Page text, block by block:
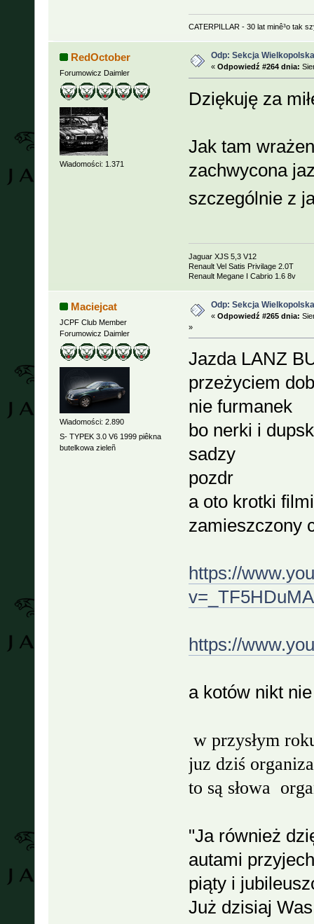
CATERPILLAR - 30 lat minê³o tak
RedOctober
Forumowicz Daimler
Wiadomości: 1.371
Odp: Sekcja
« Odpowiedź #264 dnia:
Dziękuję za
Jak tam
zachwycona
szczególnie z
Jaguar XJS 5,3 V12
Renault Vel Satis Privilage 2.0T
Renault Megane I Cabrio 1.6 8v
Maciejcat
JCPF Club Member
Forumowicz Daimler
Wiadomości: 2.890
S- TYPEK 3.0 V6 1999 piêkna
butelkowa zieleñ
Odp: Sekcja
« Odpowiedź #265 dnia:
»
Jazda LANZ
przeżyciem
nie furmanek
bo nerki i
sadzy
pozdr
a oto krotki
zamieszczony
https://
https://
a kotów nikt
w przysłym
juz dziś
to są słowa
"Ja również
autami
piąty i
Już dzisiaj